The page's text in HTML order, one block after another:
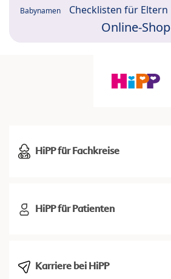
Babynamen Checklisten für Eltern
Online-Shop
HiPP für Fachkreise
HiPP für Patienten
Karriere bei HiPP